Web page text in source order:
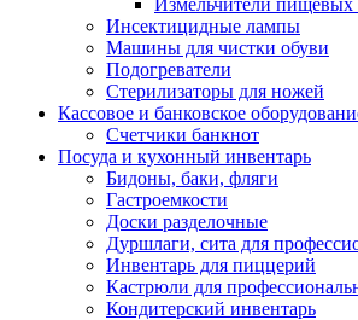
Измельчители пищевых
Инсектицидные лампы
Машины для чистки обуви
Подогреватели
Стерилизаторы для ножей
Кассовое и банковское
Счетчики банкнот
Посуда и кухонный инвентарь
Бидоны, баки, фляги
Гастроемкости
Доски разделочные
Дуршлаги, сита для
Инвентарь для пиццерий
Кастрюли для
Кондитерский инвентарь